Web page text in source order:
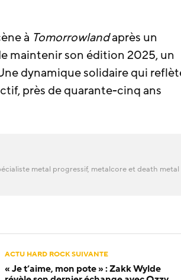
à Tomorrowlandaprès un
maintenir son édition 2025, un
dynamique solidaire qui
près de quarante-cinq ans
metal progressif, metalcore et death metal
ACTU HARD ROCK SUIVANTE
« Je t’aime, mon pote » : Zakk Wylde